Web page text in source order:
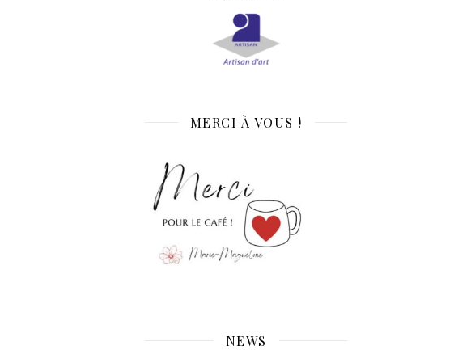
MERCI À VOUS !
NEWS